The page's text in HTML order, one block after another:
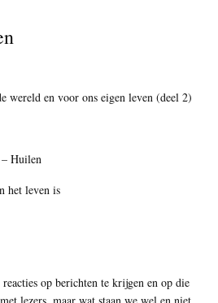
wereld en voor ons eigen leven (deel 2)
Huilen
het leven is
op berichten te krijgen en op die